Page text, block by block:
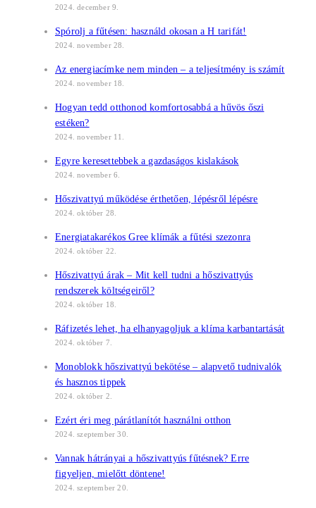
2024. december 9.
Spórolj a fűtésen: használd okosan a H tarifát!
2024. november 28.
Az energiacímke nem minden – a teljesítmény is számít
2024. november 18.
Hogyan tedd otthonod komfortosabbá a hűvös őszi
estéken?
2024. november 11.
Egyre keresettebbek a gazdaságos kislakások
2024. november 6.
Hőszivattyú működése érthetően, lépésről lépésre
2024. október 28.
Energiatakarékos Gree klímák a fűtési szezonra
2024. október 22.
Hőszivattyú árak – Mit kell tudni a hőszivattyús
rendszerek költségeiről?
2024. október 18.
Ráfizetés lehet, ha elhanyagoljuk a klíma karbantartását
2024. október 7.
Monoblokk hőszivattyú bekötése – alapvető tudnivalók
és hasznos tippek
2024. október 2.
Ezért éri meg párátlanítót használni otthon
2024. szeptember 30.
Vannak hátrányai a hőszivattyús fűtésnek? Erre
figyeljen, mielőtt döntene!
2024. szeptember 20.